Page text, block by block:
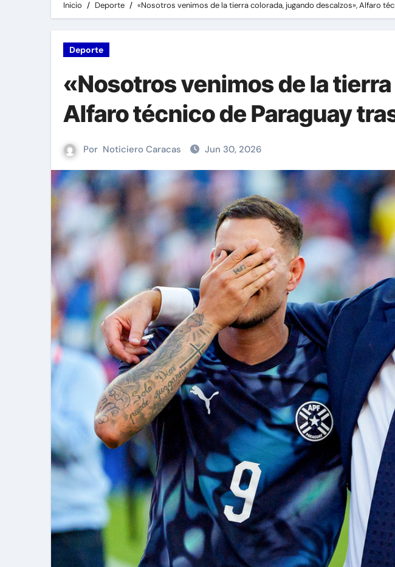
Inicio Deporte «Nosotros venimos de la tierra colorada, jugando descalzos», Alfaro
Deporte
«Nosotros venimos de la
Alfaro técnico de Paraguay
Por Noticiero Caracas Jun 30, 2026